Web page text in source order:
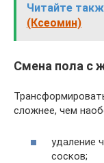
Читайте
(Ксеомин)
Смена пола с
сложнее, чем
удаление
сосков;